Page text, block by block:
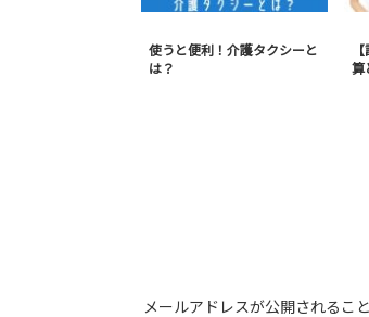
使うと便利！介護タクシーと
は？
算
メールアドレスが公開されるこ